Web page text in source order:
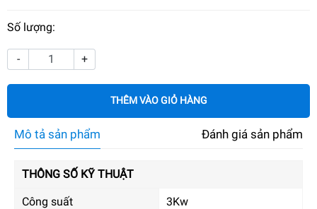
Số lượng:
- +
THÊM VÀO GIỎ HÀNG
Mô tả sản phẩm Đánh giá sản phẩm
THÔNG SỐ KỸ THUẬT
Công suất 3Kw